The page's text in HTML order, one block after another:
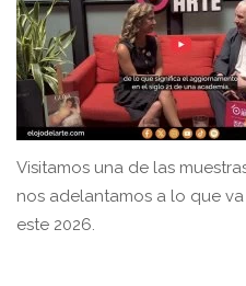
Visitamos una de las
nos adelantamos a lo que
este 2026.